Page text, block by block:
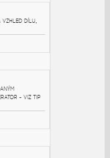
BLOKY:
tvar a vzhled dílu,